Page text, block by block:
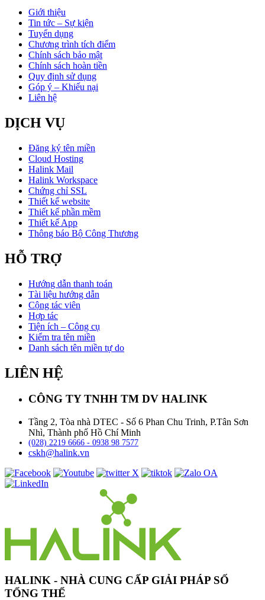
Giới thiệu
Tin tức – Sự kiện
Tuyển dụng
Chương trình tích điểm
Chính sách bảo mật
Chính sách hoàn tiền
Quy định sử dụng
Góp ý – Khiếu nại
Liên hệ
DỊCH VỤ
Đăng ký tên miền
Cloud Hosting
Halink Mail
Halink Workspace
Chứng chỉ SSL
Thiết kế website
Thiết kế phần mềm
Thiết kế App
Thông báo Bộ Công Thương
HỖ TRỢ
Hướng dẫn thanh toán
Tài liệu hướng dẫn
Cộng tác viên
Hợp tác
Tiện ích – Công cụ
Kiểm tra tên miền
Danh sách tên miền tự do
LIÊN HỆ
CÔNG TY TNHH TM DV HALINK
Tầng 2, Tòa nhà DTEC - Số 6 Phan Chu Trinh, P.Tân Sơn
Nhì, Thành phố Hồ Chí Minh
(028) 2219 6666 - 0938 98 7577
cskh@halink.vn
HALINK - NHÀ CUNG CẤP GIẢI PHÁP SỐ
TỔNG THỂ